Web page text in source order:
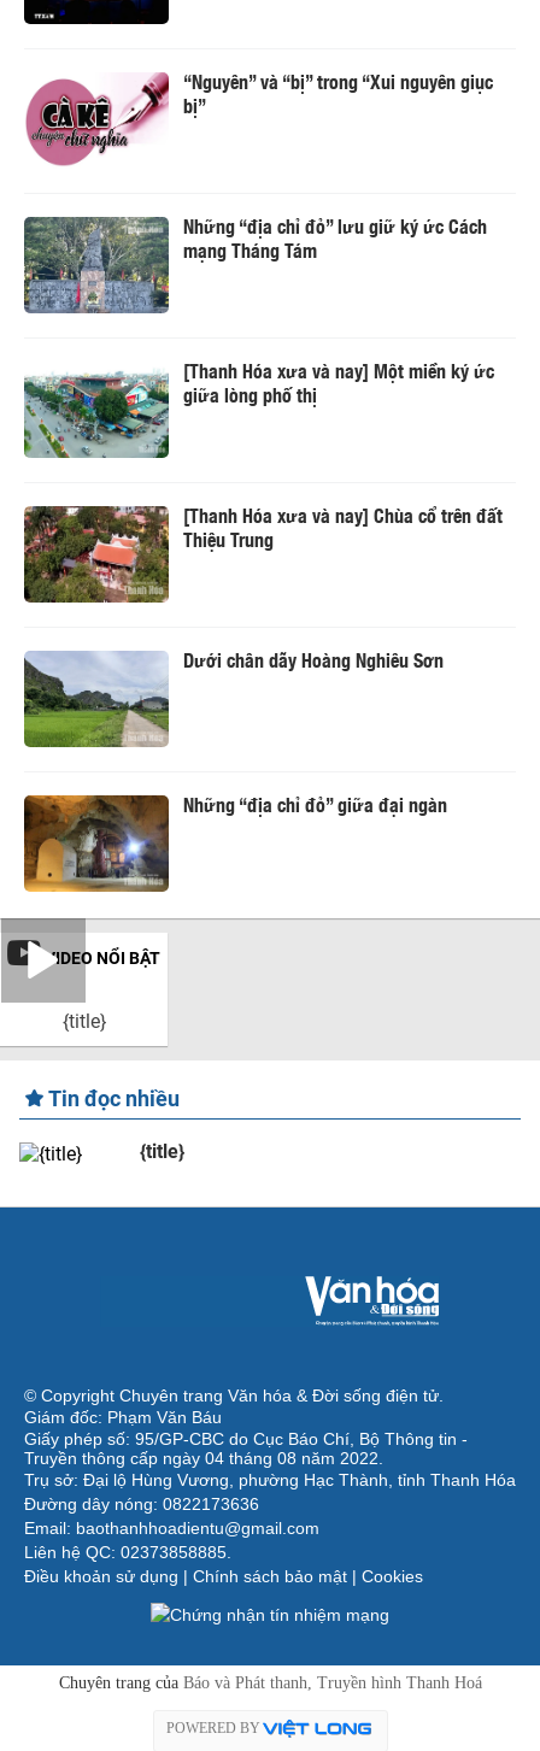
“Nguyên” và “bị” trong “Xui nguyên giục
bị”
Những “địa chỉ đỏ” lưu giữ ký ức Cách
mạng Tháng Tám
[Thanh Hóa xưa và nay] Một miền ký ức
giữa lòng phố thị
[Thanh Hóa xưa và nay] Chùa cổ trên đất
Thiệu Trung
Dưới chân dãy Hoàng Nghiêu Sơn
Những “địa chỉ đỏ” giữa đại ngàn
VIDEO NỔI BẬT
{title}
Tin đọc nhiều
{title}
© Copyright Chuyên trang Văn hóa & Đời sống điện tử.
Giám đốc: Phạm Văn Báu
Giấy phép số: 95/GP-CBC do Cục Báo Chí, Bộ Thông tin -
Truyền thông cấp ngày 04 tháng 08 năm 2022.
Trụ sở: Đại lộ Hùng Vương, phường Hạc Thành, tỉnh Thanh Hóa
Đường dây nóng: 0822173636
Email: baothanhhoadientu@gmail.com
Liên hệ QC: 02373858885.
Điều khoản sử dụng | Chính sách bảo mật | Cookies
Chuyên trang của Báo và Phát thanh, Truyền hình Thanh Hoá
POWERED BY